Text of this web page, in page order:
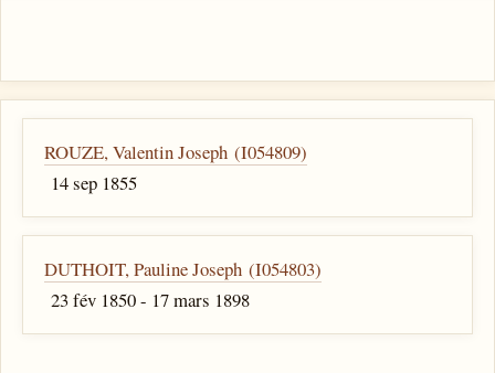
ROUZE, Valentin Joseph (I054809)
14 sep 1855
DUTHOIT, Pauline Joseph (I054803)
23 fév 1850 - 17 mars 1898